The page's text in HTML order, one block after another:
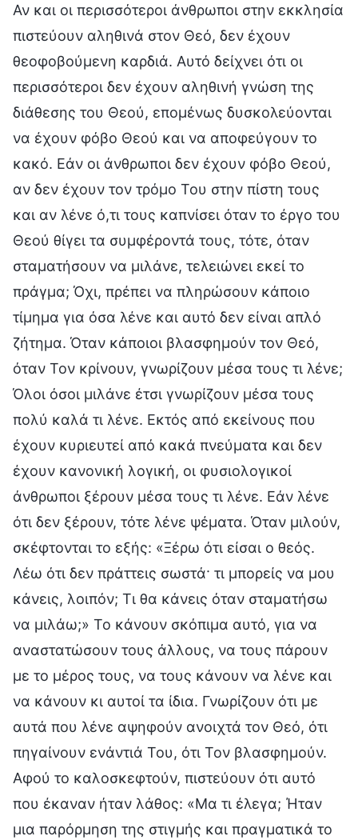
Αν και οι περισσότεροι άνθρωποι στην εκκλησία
πιστεύουν αληθινά στον Θεό, δεν έχουν
θεοφοβούμενη καρδιά. Αυτό δείχνει ότι οι
περισσότεροι δεν έχουν αληθινή γνώση της
διάθεσης του Θεού, επομένως δυσκολεύονται
να έχουν φόβο Θεού και να αποφεύγουν το
κακό. Εάν οι άνθρωποι δεν έχουν φόβο Θεού,
αν δεν έχουν τον τρόμο Του στην πίστη τους
και αν λένε ό,τι τους καπνίσει όταν το έργο του
Θεού θίγει τα συμφέροντά τους, τότε, όταν
σταματήσουν να μιλάνε, τελειώνει εκεί το
πράγμα; Όχι, πρέπει να πληρώσουν κάποιο
τίμημα για όσα λένε και αυτό δεν είναι απλό
ζήτημα. Όταν κάποιοι βλασφημούν τον Θεό,
όταν Τον κρίνουν, γνωρίζουν μέσα τους τι λένε;
Όλοι όσοι μιλάνε έτσι γνωρίζουν μέσα τους
πολύ καλά τι λένε. Εκτός από εκείνους που
έχουν κυριευτεί από κακά πνεύματα και δεν
έχουν κανονική λογική, οι φυσιολογικοί
άνθρωποι ξέρουν μέσα τους τι λένε. Εάν λένε
ότι δεν ξέρουν, τότε λένε ψέματα. Όταν μιλούν,
σκέφτονται το εξής: «Ξέρω ότι είσαι ο θεός.
Λέω ότι δεν πράττεις σωστά· τι μπορείς να μου
κάνεις, λοιπόν; Τι θα κάνεις όταν σταματήσω
να μιλάω;» Το κάνουν σκόπιμα αυτό, για να
αναστατώσουν τους άλλους, να τους πάρουν
με το μέρος τους, να τους κάνουν να λένε και
να κάνουν κι αυτοί τα ίδια. Γνωρίζουν ότι με
αυτά που λένε αψηφούν ανοιχτά τον Θεό, ότι
πηγαίνουν ενάντιά Του, ότι Τον βλασφημούν.
Αφού το καλοσκεφτούν, πιστεύουν ότι αυτό
που έκαναν ήταν λάθος: «Μα τι έλεγα; Ήταν
μια παρόρμηση της στιγμής και πραγματικά το